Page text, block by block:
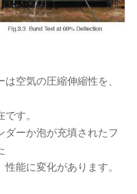
空気の圧縮伸縮性を、
す。
ダーか泡が充填されたフ
能に変化があります。